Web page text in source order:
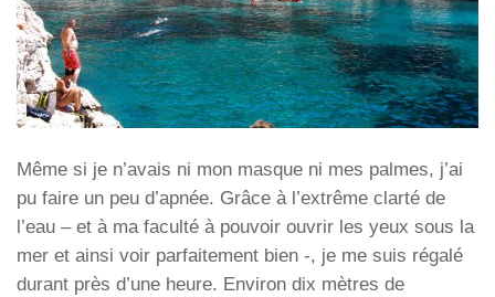
Même si je n’avais ni mon masque ni mes palmes, j’ai
pu faire un peu d’apnée. Grâce à l’extrême clarté de
l’eau – et à ma faculté à pouvoir ouvrir les yeux sous la
mer et ainsi voir parfaitement bien -, je me suis régalé
durant près d’une heure. Environ dix mètres de